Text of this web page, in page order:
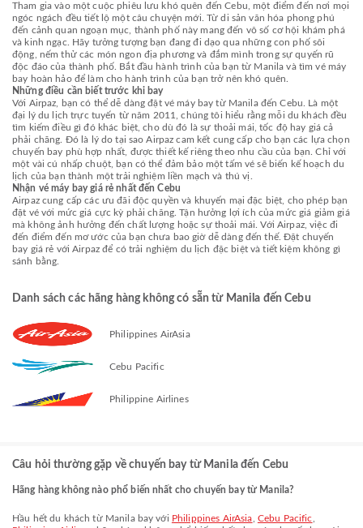
Tham gia vào một cuộc phiêu lưu khó quên đến Cebu, một điểm đến nơi mọi
ngóc ngách đều tiết lộ một câu chuyện mới. Từ di sản văn hóa phong phú
đến cảnh quan ngoạn mục, thành phố này mang đến vô số cơ hội khám phá
và kinh ngạc. Hãy tưởng tượng bạn đang đi dạo qua những con phố sôi
động, nếm thử các món ngon địa phương và đắm mình trong sự quyến rũ
độc đáo của thành phố. Bắt đầu hành trình của bạn từ Manila và tìm vé máy
bay hoàn hảo để làm cho hành trình của bạn trở nên khó quên.
Những điều cần biết trước khi bay
Với Airpaz, bạn có thể dễ dàng đặt vé máy bay từ Manila đến Cebu. Là một
đại lý du lịch trực tuyến từ năm 2011, chúng tôi hiểu rằng mỗi du khách đều
tìm kiếm điều gì đó khác biệt, cho dù đó là sự thoải mái, tốc độ hay giá cả
phải chăng. Đó là lý do tại sao Airpaz cam kết cung cấp cho bạn các lựa chọn
chuyến bay phù hợp nhất, được thiết kế riêng theo nhu cầu của bạn. Chỉ với
một vài cú nhấp chuột, bạn có thể đảm bảo một tấm vé sẽ biến kế hoạch du
lịch của bạn thành một trải nghiệm liền mạch và thú vị.
Nhận vé máy bay giá rẻ nhất đến Cebu
Airpaz cung cấp các ưu đãi độc quyền và khuyến mại đặc biệt, cho phép bạn
đặt vé với mức giá cực kỳ phải chăng. Tận hưởng lợi ích của mức giá giảm giá
mà không ảnh hưởng đến chất lượng hoặc sự thoải mái. Với Airpaz, việc đi
đến điểm đến mơ ước của bạn chưa bao giờ dễ dàng đến thế. Đặt chuyến
bay giá rẻ với Airpaz để có trải nghiệm du lịch đặc biệt và tiết kiệm không gì
sánh bằng.
Danh sách các hãng hàng không có sẵn từ Manila đến Cebu
Philippines AirAsia
Cebu Pacific
Philippine Airlines
Câu hỏi thường gặp về chuyến bay từ Manila đến Cebu
Hãng hàng không nào phổ biến nhất cho chuyến bay từ Manila?
Hầu hết du khách từ Manila bay với Philippines AirAsia Cebu Pacific